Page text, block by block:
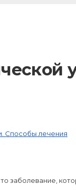
Способы лечения
заболевание,